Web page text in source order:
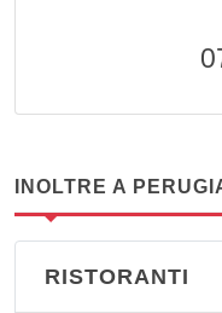
INOLTRE A
RISTORANTI